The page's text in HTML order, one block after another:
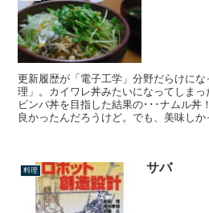
更新履歴が「電子工学」分野だらけに
理」。カイワレ丼みたいになってしま
ビンバ丼を目指した結果の･･･ナムル丼
良かったんだろうけど。でも、美味しか
料理 サバ